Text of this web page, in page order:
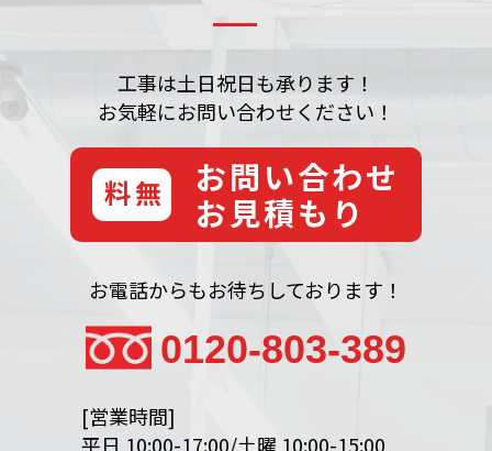
工事は土日祝日も承ります！
お気軽にお問い合わせください！
無料
お問い合わせ
お見積もり
お電話からもお待ちしております！
0120-803-389
[営業時間]
平日 10:00-17:00/土曜 10:00-15:00